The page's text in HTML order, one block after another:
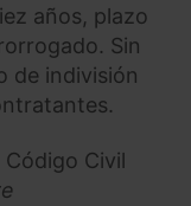
años, plazo
Sin
de indivisión
Civil